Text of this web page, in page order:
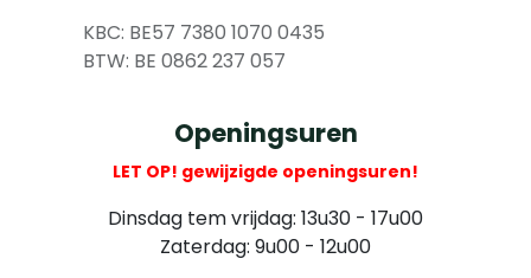
KBC: BE57 7380 1070 0435
​ BTW: BE 0862 237 057
Openingsuren
LET OP! gewijzigde openingsuren!
Dinsdag tem vrijdag: 13u30 - 17u00
Zaterdag: 9u00 - 12u00